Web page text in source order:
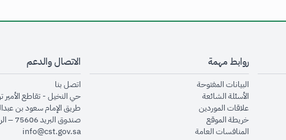
روابط مهمة
البيانات المفتوحةopens in new window
الأسئلة الشائعةopens in new window
علاقات الموردينopens in new window
خريطة الموقعopens in new window
المنافسات العامةopens in new window
الاتصال والدعم
اتصل بنا
حي النخيل - تقاطع الأمير
طريق الإمام سعود بن
صندوق البريد 75606 – الرياض 11588
info@cst.gov.sa